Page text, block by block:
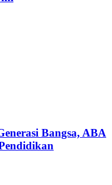
Bangsa, ABA